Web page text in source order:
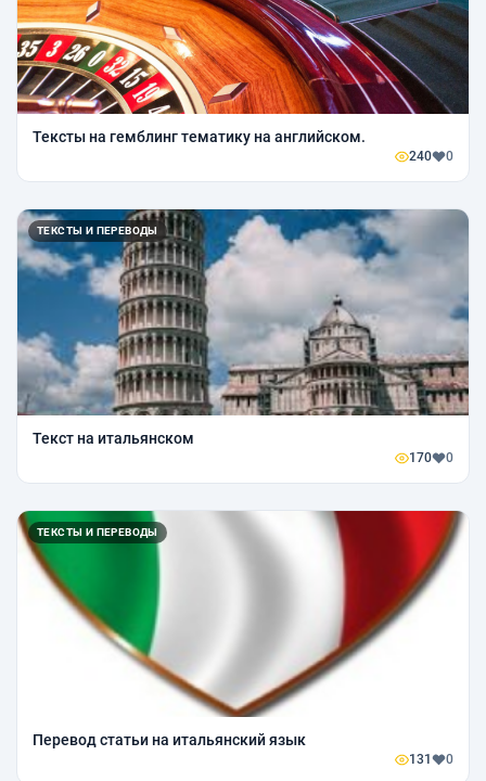
Тексты на гемблинг тематику на английском.
240 0
ТЕКСТЫ И ПЕРЕВОДЫ
Текст на итальянском
170 0
ТЕКСТЫ И ПЕРЕВОДЫ
Перевод статьи на итальянский язык
131 0